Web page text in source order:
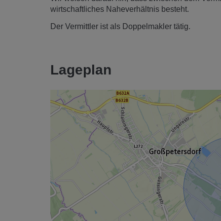
wirtschaftliches Naheverhältnis besteht.
Der Vermittler ist als Doppelmakler tätig.
Lageplan